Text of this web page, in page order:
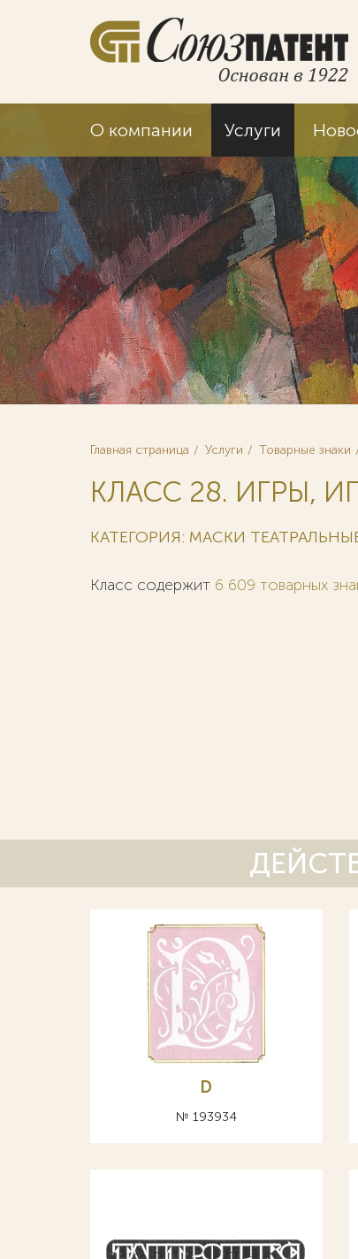
О компании Услуги
Главная страница Услуги Товарные знаки
КЛАСС 28. ИГРЫ,
КАТЕГОРИЯ: МАСКИ
Класс содержит 6 609 товарных
D
№ 193934